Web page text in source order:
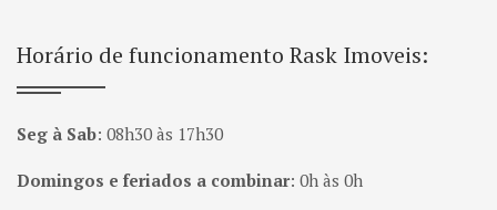
Horário de funcionamento Rask Imoveis:
Seg à Sab: 08h30 às 17h30
Domingos e feriados a combinar: 0h às 0h